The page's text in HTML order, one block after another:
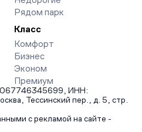
Рядом парк
Класс
Комфорт
Бизнес
Эконом
Премиум
ИНН:
Тессинский пер., д. 5, стр.
с рекламой на сайте -